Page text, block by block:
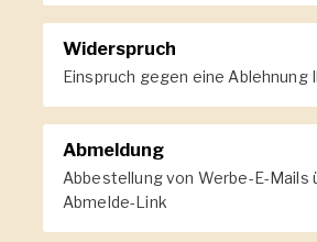
Widerspruch
Einspruch gegen eine Ablehnung
Abmeldung
Abbestellung von Werbe-E-Mails
Abmelde-Link